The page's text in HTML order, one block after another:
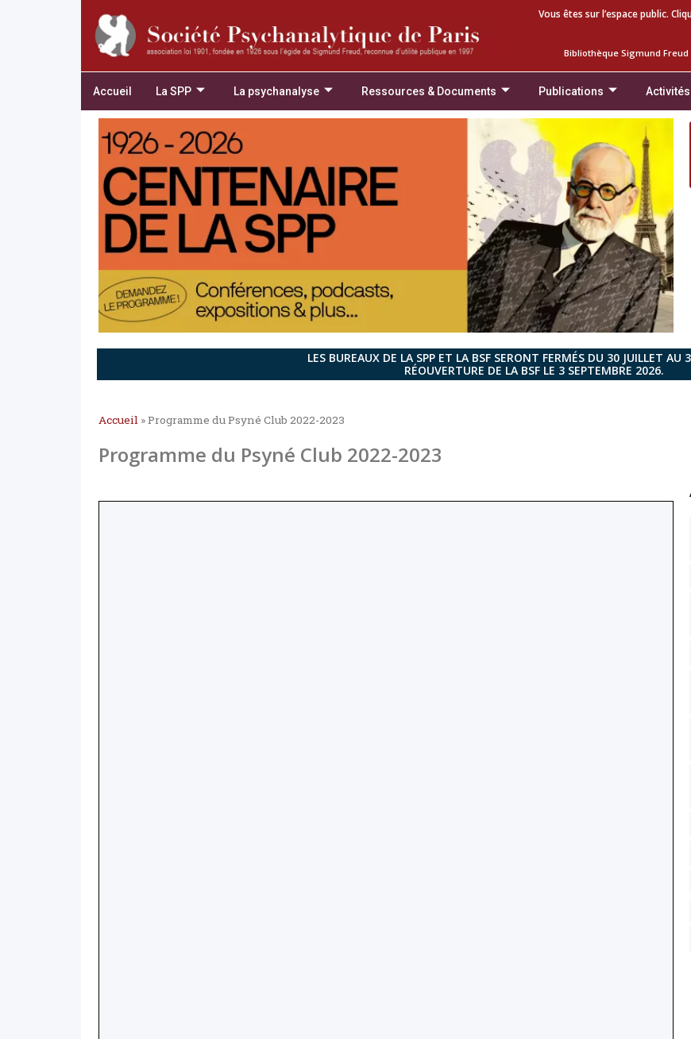
Vous êtes sur l’espace public.
Bibliothèque Sigmund Freud
Accueil La SPP La psychanalyse Ressources & Documents Publications Activités
LES BUREAUX DE LA SPP ET LA BSF SERONT FERMÉS DU 30 JUILLET AU
RÉOUVERTURE DE LA BSF LE 3 SEPTEMBRE 2026.
Accueil »Programme du Psyné Club 2022-2023
Programme du Psyné Club 2022-2023